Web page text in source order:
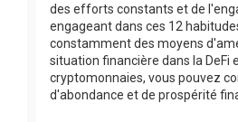
des efforts constants et de
engageant dans ces 12
constamment des moyens
situation financière dans la DeFi
cryptomonnaies, vous pouvez
d'abondance et de prospérité